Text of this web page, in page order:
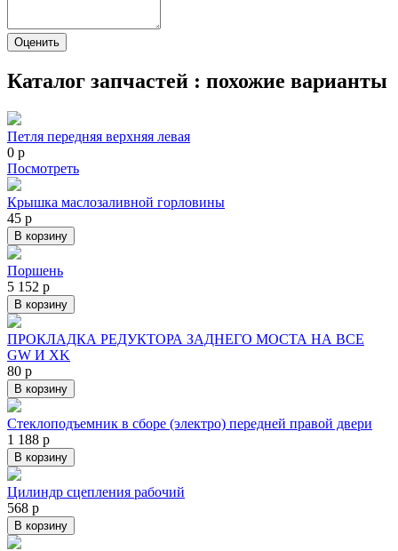
Каталог запчастей : похожие варианты
Петля передняя верхняя левая
0 р
Посмотреть
Крышка маслозаливной горловины
45 р
В корзину
Поршень
5 152 р
В корзину
ПРОКЛАДКА РЕДУКТОРА ЗАДНЕГО МОСТА НА ВСЕ
GW И XK
80 р
В корзину
Стеклоподъемник в сборе (электро) передней правой двери
1 188 р
В корзину
Цилиндр сцепления рабочий
568 р
В корзину